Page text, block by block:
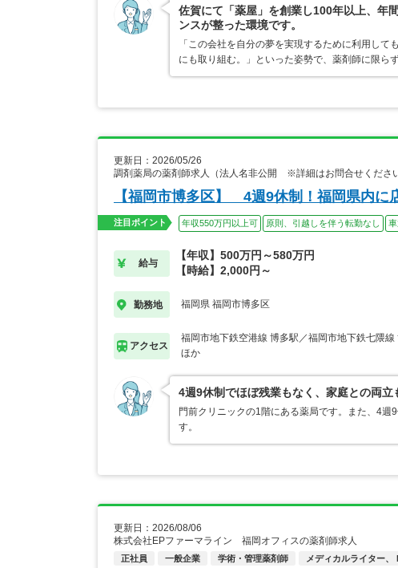
佐賀にて「薬屋」を創業し100年以上、年
ンスが整った環境です。
「この会社を自分の夢を実現するために利用し
にも取り組む。」といった姿勢で、薬剤師に限
更新日：2026/05/26
調剤薬局の薬剤師求人（法人名非公開 ※詳細はお問合せください
【福岡市博多区】 4週9休制！福岡県内に
注目ポイント 年収550万円以上可 原則、引越しを伴う転勤なし
給与
【年収】500万円～580万円
【時給】2,000円～
勤務地 福岡県 福岡市博多区
アクセス
福岡市地下鉄空港線 博多駅／福岡市地下鉄七隈
ほか
4週9休制でほぼ残業もなく、家庭との両立
門前クリニックの1階にある薬局です。また、4週
す。
更新日：2026/08/06
株式会社EPファーマライン 福岡オフィスの薬剤師求人
正社員 一般企業 学術・管理薬剤師 メディカルライター、